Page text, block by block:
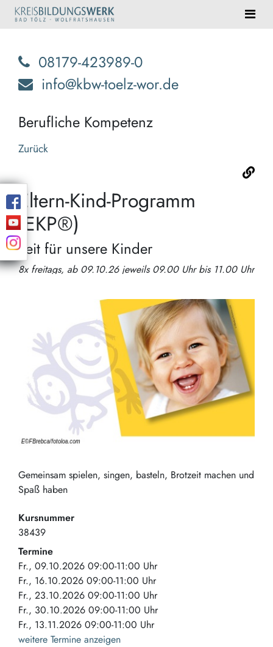
08179-423989-0
info@kbw-toelz-wor.de
Berufliche Kompetenz
Zurück
Eltern-Kind-Programm
(EKP®)
Zeit für unsere Kinder
8x freitags, ab 09.10.26 jeweils 09.00 Uhr bis 11.00 Uhr
Gemeinsam spielen, singen, basteln, Brotzeit machen und
Spaß haben
Kursnummer
38439
Termine
Fr., 09.10.2026 09:00-11:00 Uhr
Fr., 16.10.2026 09:00-11:00 Uhr
Fr., 23.10.2026 09:00-11:00 Uhr
Fr., 30.10.2026 09:00-11:00 Uhr
Fr., 13.11.2026 09:00-11:00 Uhr
weitere Termine anzeigen